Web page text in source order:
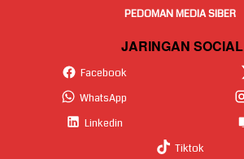
PEDOMAN MEDIA SIBER
JARINGAN SOCIAL
Facebook
WhatsApp
Linkedin
Tiktok